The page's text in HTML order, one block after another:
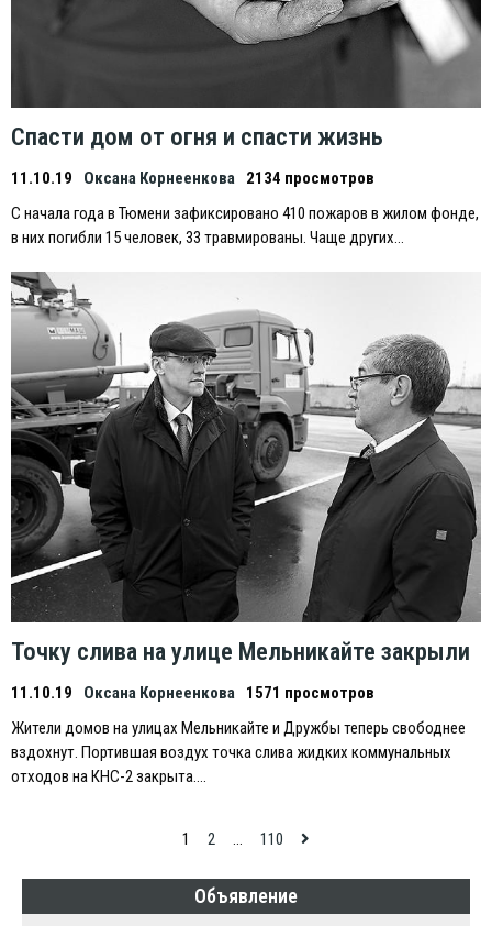
Спасти дом от огня и спасти жизнь
11.10.19 Оксана Корнеенкова
2134 просмотров
С начала года в Тюмени зафиксировано 410 пожаров в жилом фонде,
в них погибли 15 человек, 33 травмированы. Чаще других…
Точку слива на улице Мельникайте закрыли
11.10.19 Оксана Корнеенкова
1571 просмотров
Жители домов на улицах Мельникайте и Дружбы теперь свободнее
вздохнут. Портившая воздух точка слива жидких коммунальных
отходов на КНС-2 закрыта….
по
записям
1 2 … 110
Объявление